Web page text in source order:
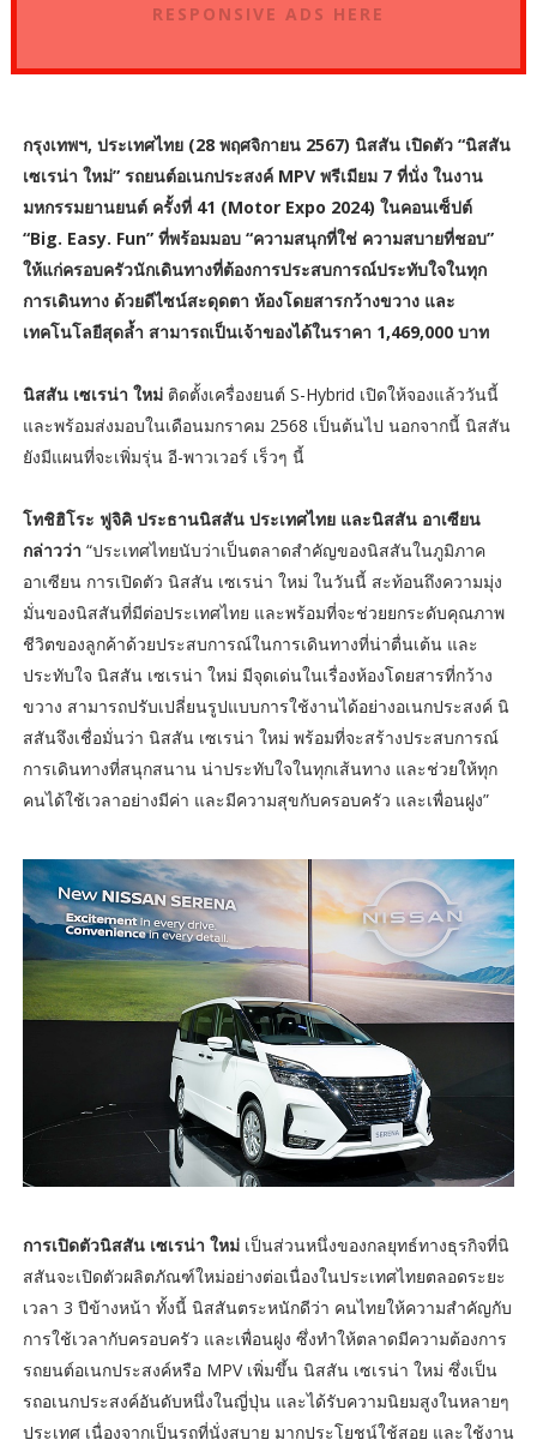
RESPONSIVE ADS HERE
กรุงเทพฯ, ประเทศไทย (28 พฤศจิกายน 2567) นิสสัน เปิดตัว “นิสสัน
เซเรน่า ใหม่” รถยนต์อเนกประสงค์ MPV พรีเมียม 7 ที่นั่ง ในงาน
มหกรรมยานยนต์ ครั้งที่ 41 (Motor Expo 2024) ในคอนเซ็ปต์
“Big. Easy. Fun” ที่พร้อมมอบ “ความสนุกที่ใช่ ความสบายที่ชอบ”
ให้แก่ครอบครัวนักเดินทางที่ต้องการประสบการณ์ประทับใจในทุก
การเดินทาง ด้วยดีไซน์สะดุดตา ห้องโดยสารกว้างขวาง และ
เทคโนโลยีสุดล้ำ สามารถเป็นเจ้าของได้ในราคา 1,469,000 บาท
นิสสัน เซเรน่า ใหม่ติดตั้งเครื่องยนต์ S-Hybrid เปิดให้จองแล้ววันนี้
และพร้อมส่งมอบในเดือนมกราคม 2568 เป็นต้นไป นอกจากนี้ นิสสัน
ยังมีแผนที่จะเพิ่มรุ่น อี-พาวเวอร์ เร็วๆ นี้
โทชิฮิโระ ฟูจิคิ ประธานนิสสัน ประเทศไทย และนิสสัน อาเซียน
กล่าวว่า “ประเทศไทยนับว่าเป็นตลาดสำคัญของนิสสันในภูมิภาค
อาเซียน การเปิดตัว นิสสัน เซเรน่า ใหม่ ในวันนี้ สะท้อนถึงความมุ่ง
มั่นของนิสสันที่มีต่อประเทศไทย และพร้อมที่จะช่วยยกระดับคุณภาพ
ชีวิตของลูกค้าด้วยประสบการณ์ในการเดินทางที่น่าตื่นเต้น และ
ประทับใจ นิสสัน เซเรน่า ใหม่ มีจุดเด่นในเรื่องห้องโดยสารที่กว้าง
ขวาง สามารถปรับเปลี่ยนรูปแบบการใช้งานได้อย่างอเนกประสงค์ นิ
สสันจึงเชื่อมั่นว่า นิสสัน เซเรน่า ใหม่ พร้อมที่จะสร้างประสบการณ์
การเดินทางที่สนุกสนาน น่าประทับใจในทุกเส้นทาง และช่วยให้ทุก
คนได้ใช้เวลาอย่างมีค่า และมีความสุขกับครอบครัว และเพื่อนฝูง”
การเปิดตัวนิสสัน เซเรน่า ใหม่ เป็นส่วนหนึ่งของกลยุทธ์ทางธุรกิจที่นิ
สสันจะเปิดตัวผลิตภัณฑ์ใหม่อย่างต่อเนื่องในประเทศไทยตลอดระยะ
เวลา 3 ปีข้างหน้า ทั้งนี้ นิสสันตระหนักดีว่า คนไทยให้ความสำคัญกับ
การใช้เวลากับครอบครัว และเพื่อนฝูง ซึ่งทำให้ตลาดมีความต้องการ
รถยนต์อเนกประสงค์หรือ MPV เพิ่มขึ้น นิสสัน เซเรน่า ใหม่ ซึ่งเป็น
รถอเนกประสงค์อันดับหนึ่งในญี่ปุ่น และได้รับความนิยมสูงในหลายๆ
ประเทศ เนื่องจากเป็นรถที่นั่งสบาย มากประโยชน์ใช้สอย และใช้งาน